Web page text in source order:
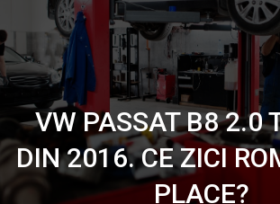
VW PASSAT B8 2.0
DIN 2016. CE ZICI
PLACE?